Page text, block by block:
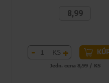
8,99
- KS +
Jedn. cena 8,99 / KS